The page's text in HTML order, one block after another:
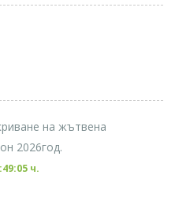
на жътвена
2026год.
ч.